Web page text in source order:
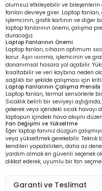
olumsuz etkileyebilir ve
fanları devreye girer. Laptop fanları,
işlemcinin, grafik kartının ve diğer
laptop fanlarının önemi, çalışma
duracağız.
Laptop Fanlarının Önemi
Laptop fanları, cihazın optimum
korur. Aşırı ısınma, işlemcinin ve
donanımsal hasara yol açabilir.
kısaltabilir ve veri kaybına neden
sağlıklı bir şekilde çalışması için
Laptop Fanlarının Çalışma Prensibi
Laptop fanları, termal sensörlerle
Sıcaklık belirli bir seviyeyi
çekerek veya içerideki sıcak havayı
laptopun içindeki hava akışını
Fan Değişimi ve Yükseltme
Eğer laptop fanınız düzgün
veya yükseltmek gerekebilir. Teknik
kendileri yapabilirken, daha az
yardım almak en güvenli seçenek
dikkat ederek, uyumlu bir fan
Garanti ve Teslimat